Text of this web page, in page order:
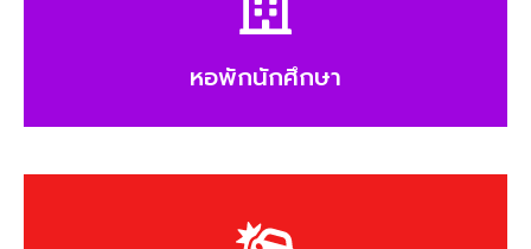
หอพักนักศึกษา